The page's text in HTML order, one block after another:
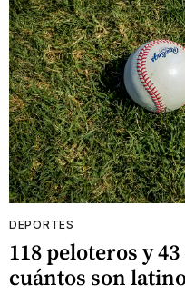
DEPORTES
118 peloteros y
cuántos son